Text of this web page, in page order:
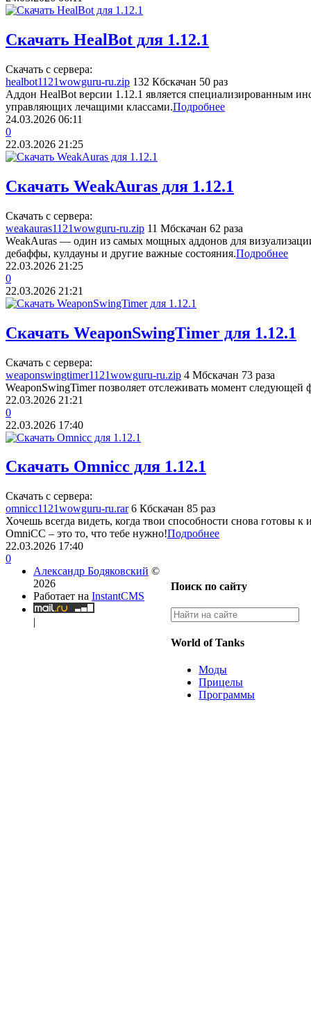
Скачать HealBot для 1.12.1
Скачать с сервера:
healbot1121wowguru-ru.zip 132 Кбскачан 50 раз
Аддон HealBot версии 1.12.1 является специализированным
управляющих лечащими классами.Подробнее
24.03.2026 06:11
0
22.03.2026 21:25
Скачать WeakAuras для 1.12.1
Скачать с сервера:
weakauras1121wowguru-ru.zip 11 Мбскачан 62 раза
WeakAuras — один из самых мощных аддонов для
дебаффы, кулдауны и другие важные состояния.Подробнее
22.03.2026 21:25
0
22.03.2026 21:21
Скачать WeaponSwingTimer для 1.12.1
Скачать с сервера:
weaponswingtimer1121wowguru-ru.zip 4 Мбскачан 73 раза
WeaponSwingTimer позволяет отслеживать момент следующей
22.03.2026 21:21
0
22.03.2026 17:40
Скачать Omnicc для 1.12.1
Скачать с сервера:
omnicc1121wowguru-ru.rar 6 Кбскачан 85 раз
Хочешь всегда видеть, когда твои способности снова готовы
OmniCC – это то, что тебе нужно!Подробнее
22.03.2026 17:40
0
Поиск по сайту
World of Tanks
Моды
Прицелы
Программы
Александр Бодяковский ©
2026
Работает на InstantCMS
|